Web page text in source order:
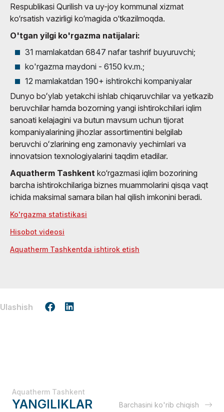
Respublikasi Qurilish va uy-joy kommunal xizmat
ko‘rsatish vazirligi ko‘magida o‘tkazilmoqda.
O'tgan yilgi ko'rgazma natijalari:
31 mamlakatdan 6847 nafar tashrif buyuruvchi;
ko'rgazma maydoni - 6150 kv.m.;
12 mamlakatdan 190+ ishtirokchi kompaniyalar
Dunyo boʻylab yetakchi ishlab chiqaruvchilar va yetkazib
beruvchilar hamda bozorning yangi ishtirokchilari iqlim
sanoati kelajagini va butun mavsum uchun tijorat
kompaniyalarining jihozlar assortimentini belgilab
beruvchi oʻzlarining eng zamonaviy yechimlari va
innovatsion texnologiyalarini taqdim etadilar.
Aquatherm Tashkent ko‘rgazmasi iqlim bozorining
barcha ishtirokchilariga biznes muammolarini qisqa vaqt
ichida maksimal samara bilan hal qilish imkonini beradi.
Ko'rgazma statistikasi
Hisobot videosi
Aquatherm Tashkentda ishtirok etish
Ulashish
Aquatherm Tashkent
YANGILIKLAR Barchasini ko'rib chiqish